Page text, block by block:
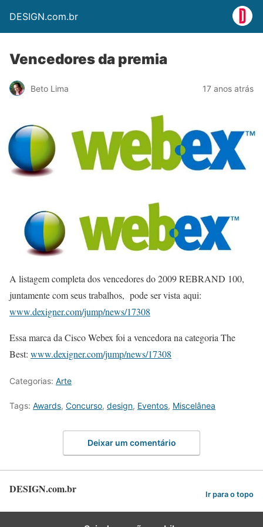
DESIGN.com.br
Vencedores da premia
Beto Lima 17 anos atrás
A listagem completa dos vencedores do 2009 REBRAND 100,
juntamente com seus trabalhos, pode ser vista aqui:
www.dexigner.com/jump/news/17308
Essa marca da Cisco Webex foi a vencedora na categoria The
Best: www.dexigner.com/jump/news/17308
Categorias: Arte
Tags: Awards, Concurso, design, Eventos, Miscelânea
Deixar um comentário
DESIGN.com.br Ir para o topo